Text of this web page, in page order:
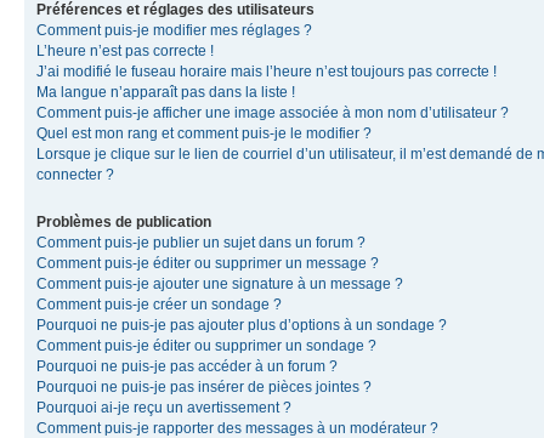
Préférences et réglages des utilisateurs
Comment puis-je modifier mes réglages ?
L’heure n’est pas correcte !
J’ai modifié le fuseau horaire mais l’heure n’est toujours pas correcte !
Ma langue n’apparaît pas dans la liste !
Comment puis-je afficher une image associée à mon nom d’utilisateur ?
Quel est mon rang et comment puis-je le modifier ?
Lorsque je clique sur le lien de courriel d’un utilisateur, il m’est demandé de
connecter ?
Problèmes de publication
Comment puis-je publier un sujet dans un forum ?
Comment puis-je éditer ou supprimer un message ?
Comment puis-je ajouter une signature à un message ?
Comment puis-je créer un sondage ?
Pourquoi ne puis-je pas ajouter plus d’options à un sondage ?
Comment puis-je éditer ou supprimer un sondage ?
Pourquoi ne puis-je pas accéder à un forum ?
Pourquoi ne puis-je pas insérer de pièces jointes ?
Pourquoi ai-je reçu un avertissement ?
Comment puis-je rapporter des messages à un modérateur ?